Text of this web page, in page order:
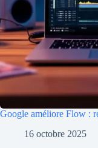
Google améliore Flow :
16 octobre 2025